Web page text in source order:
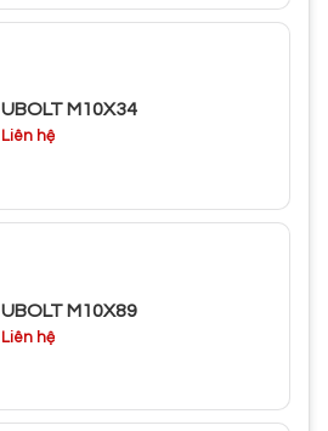
UBOLT M10X34
Liên hệ
UBOLT M10X89
Liên hệ